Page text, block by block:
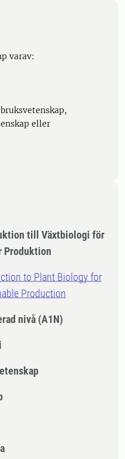
varav:
eller
till Växtbiologi för
Produktion
to Plant Biology for
Production
nivå (A1N)